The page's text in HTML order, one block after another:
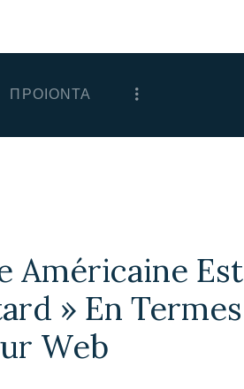
ΠΡΟΙΟΝΤΑ
Américaine Est
» En Termes
Web